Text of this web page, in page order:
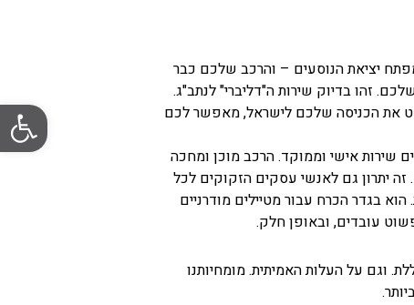
פתח
יציאת הנוסעים – והרכב שלכם כבר
זהו בדיוק שירות ה"דליברי" לנתב"ג.
את הכניסה שלכם לישראל, מאפשר לכם
שירות אישי וממוקד. הרכב מוכן ומחכה
יתרון גם לאנשי עסקים הזקוקים לכל
בגדר הכרח עבור מטיילים מודרניים
עובדים, ובאופן חלק.
וגם על העלות האמיתית. מומחיותנו